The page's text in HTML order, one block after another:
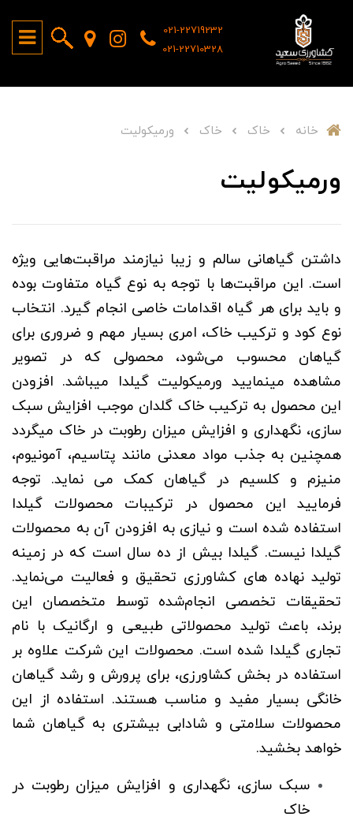
021-22719232
021-22710328
خانه خاک خاک ورمیکولیت
ورمیکولیت
داشتن گیاهانی سالم و زیبا نیازمند مراقبت‌هایی ویژه
است. این مراقبت‌ها با توجه به نوع گیاه متفاوت بوده
و باید برای هر گیاه اقدامات خاصی انجام گیرد. انتخاب
نوع کود و ترکیب خاک، امری بسیار مهم و ضروری برای
گیاهان محسوب می‌شود، محصولی که در تصویر
مشاهده مینمایید ورمیکولیت گیلدا میباشد. افزودن
این محصول به ترکیب خاک گلدان موجب افزایش سبک
سازی، نگهداری و افزایش میزان رطوبت در خاک میگردد
همچنین به جذب مواد معدنی مانند پتاسیم، آمونیوم،
منیزم و کلسیم در گیاهان کمک می نماید. توجه
فرمایید این محصول در ترکیبات محصولات گیلدا
استفاده شده است و نیازی به افزودن آن به محصولات
گیلدا نیست. گیلدا بیش از ده سال است که در زمینه‌
تولید نهاده های کشاورزی تحقیق و فعالیت می‌نماید.
تحقیقات تخصصی انجام‌شده توسط متخصصان این
برند، باعث تولید محصولاتی طبیعی و ارگانیک با نام
تجاری گیلدا شده است. محصولات این شرکت علاوه بر
استفاده در بخش کشاورزی، برای پرورش و رشد گیاهان
خانگی بسیار مفید و مناسب هستند. استفاده از این
محصولات سلامتی و شادابی بیشتری به گیاهان شما
خواهد بخشید.
سبک سازی، نگهداری و افزایش میزان رطوبت در
خاک